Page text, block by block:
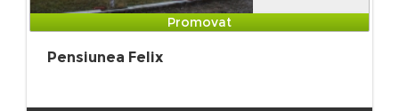
Promovat
Pensiunea Felix